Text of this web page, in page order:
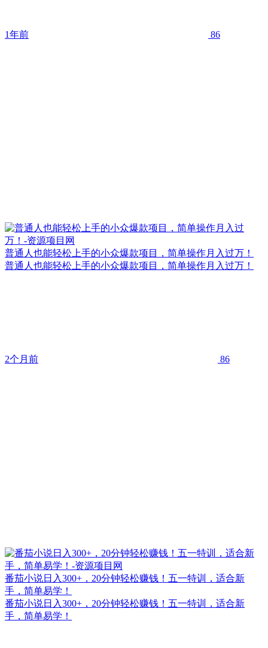
1年前 86
普通人也能轻松上手的小众爆款项目，简单操作月入过万！
普通人也能轻松上手的小众爆款项目，简单操作月入过万！
2个月前 86
番茄小说日入300+，20分钟轻松赚钱！五一特训，适合新
手，简单易学！
番茄小说日入300+，20分钟轻松赚钱！五一特训，适合新
手，简单易学！